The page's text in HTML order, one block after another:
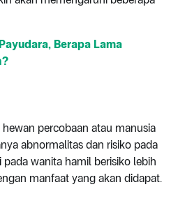
Berapa Lama
percobaan atau manusia
abnormalitas dan risiko pada
wanita hamil berisiko lebih
manfaat yang akan didapat.